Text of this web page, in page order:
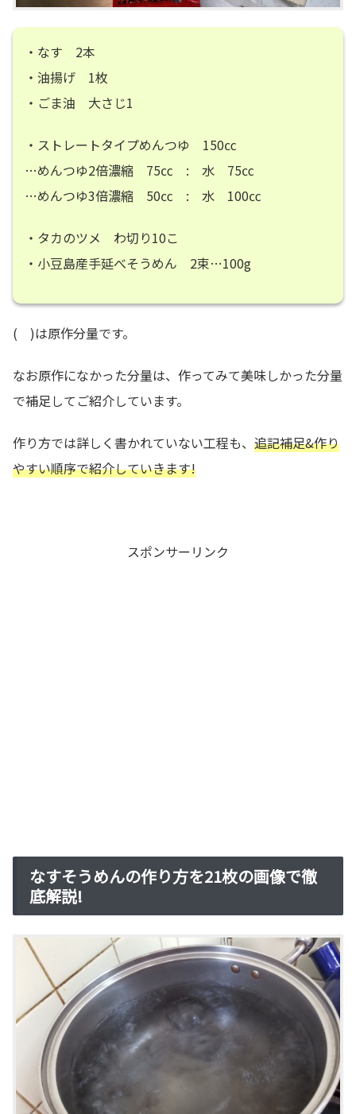
・なす 2本
・油揚げ 1枚
・ごま油 大さじ1
・ストレートタイプめんつゆ 150㏄
…めんつゆ2倍濃縮 75㏄ : 水 75㏄
…めんつゆ3倍濃縮 50㏄ : 水 100㏄
・タカのツメ わ切り10こ
・小豆島産手延べそうめん 2束…100g
( )は原作分量です。
なお原作になかった分量は、作ってみて美味しかった分量
で補足してご紹介しています。
作り方では詳しく書かれていない工程も、 追記補足&作り
やすい順序で紹介していきます!
スポンサーリンク
なすそうめんの作り方を21枚の画像で徹
底解説!